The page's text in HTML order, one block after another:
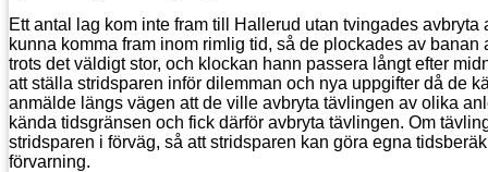
Ett antal lag kom inte fram till Hallerud utan tvingades
kunna komma fram inom rimlig tid, så de plockades av
trots det väldigt stor, och klockan hann passera långt efter
att ställa stridsparen inför dilemman och nya uppgifter då de
anmälde längs vägen att de ville avbryta tävlingen av olika
kända tidsgränsen och fick därför avbryta tävlingen. Om
stridsparen i förväg, så att stridsparen kan göra egna
förvarning.